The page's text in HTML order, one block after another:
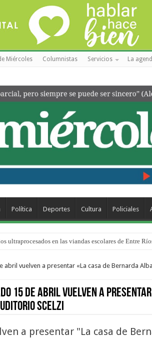
Miércoles Columnistas Servicios La
Política Deportes Cultura Policiales
ultraprocesados en las viandas escolares de Entre
Runfla de los Macanos”
abril vuelven a presentar «La casa de Bernarda
15 de abril vuelven a presentar
Scelzi
a presentar "La casa de